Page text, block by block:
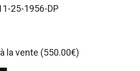
25-1956-DP
la vente (550.00€)